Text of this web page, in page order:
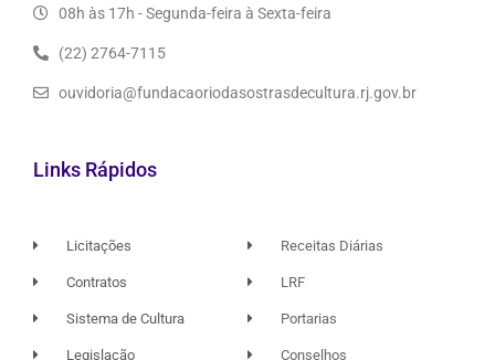
08h às 17h - Segunda-feira à Sexta-feira
(22) 2764-7115
ouvidoria@fundacaoriodasostrasdecultura.rj.gov.br
Links Rápidos
Licitações
Contratos
Sistema de Cultura
Legislação
Receitas Diárias
LRF
Portarias
Conselhos